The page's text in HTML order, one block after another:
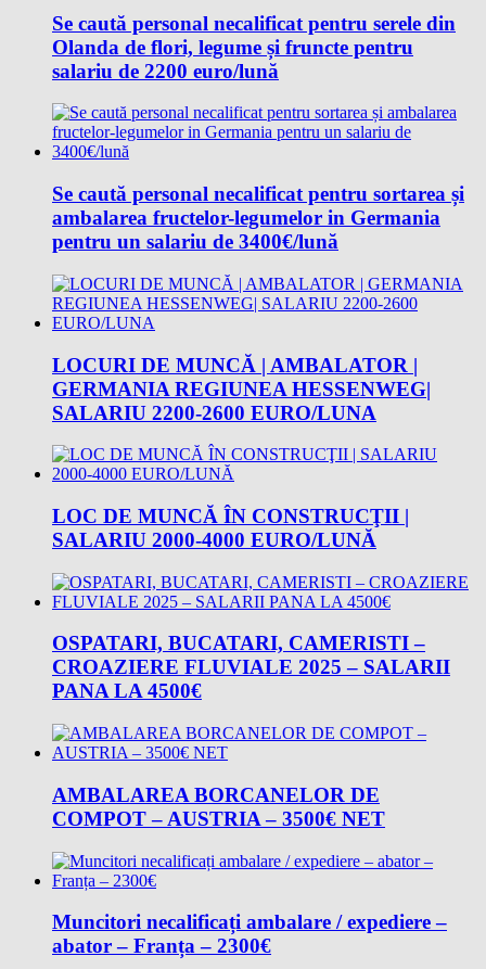
Se caută personal necalificat pentru serele din
Olanda de flori, legume și fruncte pentru
salariu de 2200 euro/lună
Se caută personal necalificat pentru sortarea și
ambalarea fructelor-legumelor in Germania
pentru un salariu de 3400€/lună
LOCURI DE MUNCĂ | AMBALATOR |
GERMANIA REGIUNEA HESSENWEG|
SALARIU 2200-2600 EURO/LUNA
LOC DE MUNCĂ ÎN CONSTRUCŢII |
SALARIU 2000-4000 EURO/LUNĂ
OSPATARI, BUCATARI, CAMERISTI –
CROAZIERE FLUVIALE 2025 – SALARII
PANA LA 4500€
AMBALAREA BORCANELOR DE
COMPOT – AUSTRIA – 3500€ NET
Muncitori necalificați ambalare / expediere –
abator – Franța – 2300€